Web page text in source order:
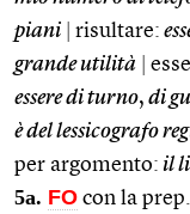
piani
risultare:
grande utilità
essere di turno, di
è del lessicografo
per argomento: il
5a. FO con la prep.